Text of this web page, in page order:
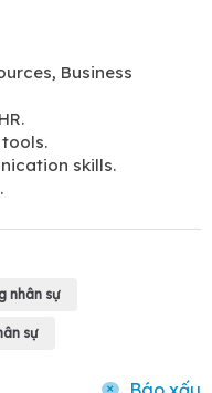
Business
skills.
nhân sự
sự